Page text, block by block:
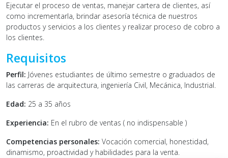
Ejecutar el proceso de ventas, manejar cartera de clientes, así
como incrementarla, brindar asesoría técnica de nuestros
productos y servicios a los clientes y realizar proceso de cobro a
los clientes.
Requisitos
Perfil: Jóvenes estudiantes de último semestre o graduados de
las carreras de arquitectura, ingeniería Civil, Mecánica, Industrial.
Edad: 25 a 35 años
Experiencia: En el rubro de ventas ( no indispensable )
Competencias personales: Vocación comercial, honestidad,
dinamismo, proactividad y habilidades para la venta.